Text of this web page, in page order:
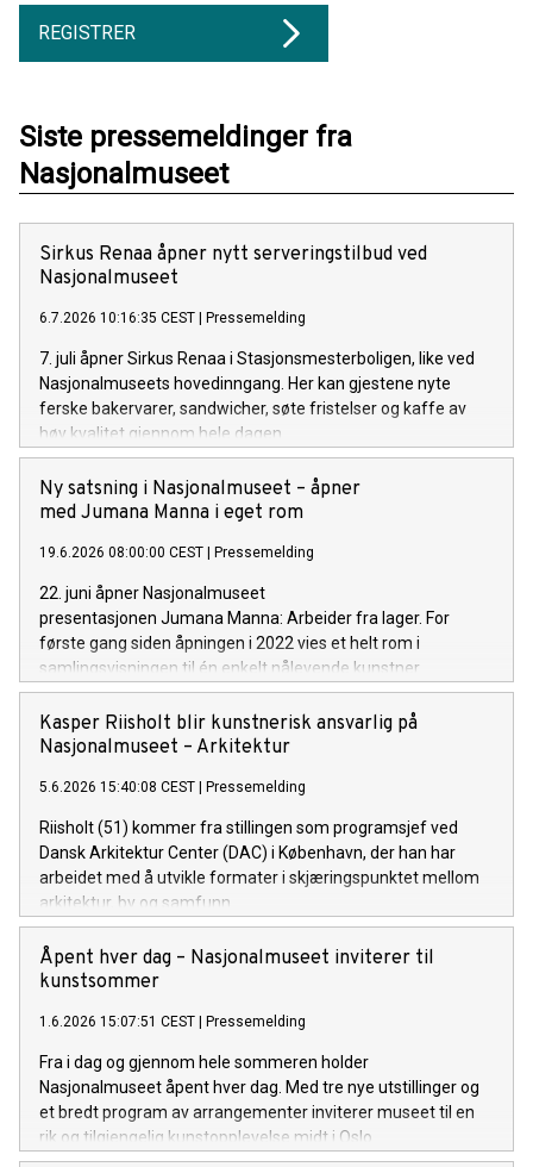
REGISTRER
Siste pressemeldinger fra
Nasjonalmuseet
Sirkus Renaa åpner nytt serveringstilbud ved
Nasjonalmuseet
6.7.2026 10:16:35 CEST Pressemelding
7. juli åpner Sirkus Renaa i Stasjonsmesterboligen, like ved
Nasjonalmuseets hovedinngang. Her kan gjestene nyte
ferske bakervarer, sandwicher, søte fristelser og kaffe av
høy kvalitet gjennom hele dagen.
Ny satsning i Nasjonalmuseet – åpner
med Jumana Manna i eget rom
19.6.2026 08:00:00 CEST Pressemelding
22. juni åpner Nasjonalmuseet
presentasjonen Jumana Manna: Arbeider fra lager. For
første gang siden åpningen i 2022 vies et helt rom i
samlingsvisningen til én enkelt nålevende kunstner.
Kasper Riisholt blir kunstnerisk ansvarlig på
Nasjonalmuseet – Arkitektur
5.6.2026 15:40:08 CEST Pressemelding
Riisholt (51) kommer fra stillingen som programsjef ved
Dansk Arkitektur Center (DAC) i København, der han har
arbeidet med å utvikle formater i skjæringspunktet mellom
arkitektur, by og samfunn.
Åpent hver dag – Nasjonalmuseet inviterer til
kunstsommer
1.6.2026 15:07:51 CEST Pressemelding
Fra i dag og gjennom hele sommeren holder
Nasjonalmuseet åpent hver dag. Med tre nye utstillinger og
et bredt program av arrangementer inviterer museet til en
rik og tilgjengelig kunstopplevelse midt i Oslo.